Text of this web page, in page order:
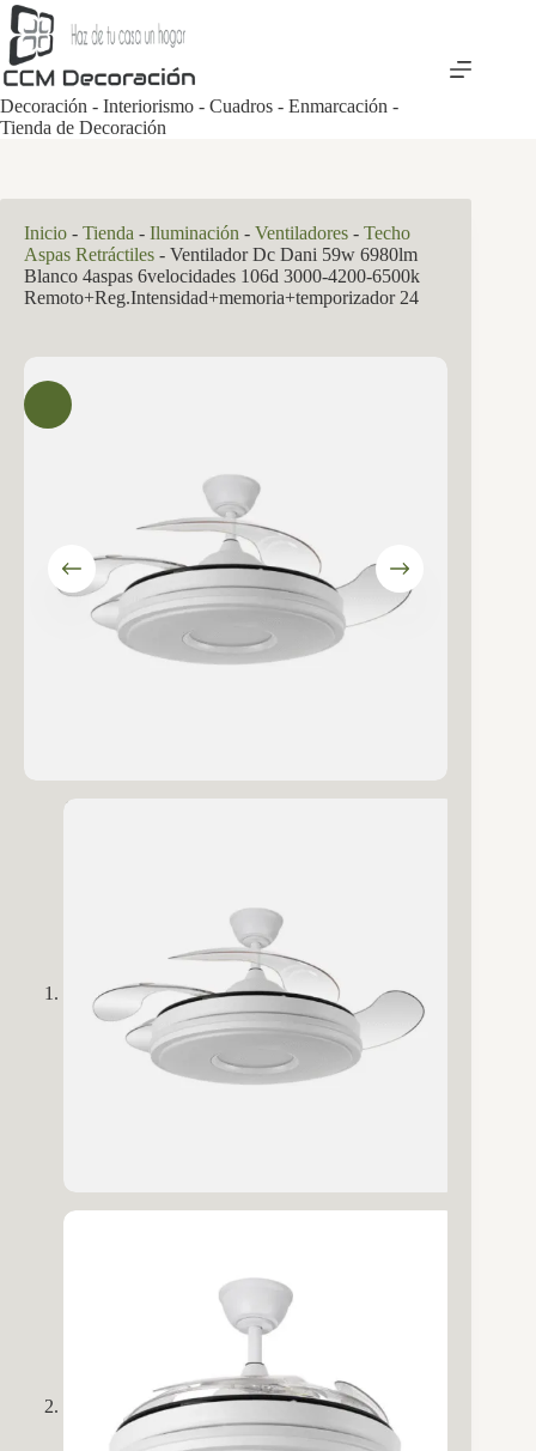
Saltar
al
contenido
Decoración - Interiorismo - Cuadros - Enmarcación -
Tienda de Decoración
Inicio - Tienda - Iluminación - Ventiladores - Techo
Aspas Retráctiles - Ventilador Dc Dani 59w 6980lm
Blanco 4aspas 6velocidades 106d 3000-4200-6500k
Remoto+Reg.Intensidad+memoria+temporizador 24